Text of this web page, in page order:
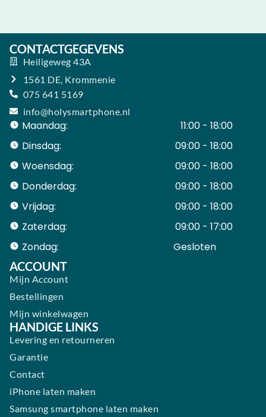
CONTACTGEGEVENS
Heiligeweg 43A
1561 DE, Krommenie
075 641 5169
info@holysmartphone.nl
Maandag:
11:00 - 18:00
Dinsdag:
09:00 - 18:00
Woensdag:
09:00 - 18:00
Donderdag:
09:00 - 18:00
Vrijdag:
09:00 - 18:00
Zaterdag:
09:00 - 17:00
Zondag:
Gesloten ​ ​ ​ ​ ​ ​ ​
ACCOUNT
Mijn Account
Bestellingen
Mijn winkelwagen
HANDIGE LINKS
Levering en retourneren
Garantie
Contact
iPhone laten maken
Samsung smartphone laten maken